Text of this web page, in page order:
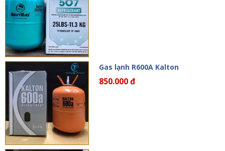
Gas lạnh R600A Kalton
850.000 đ